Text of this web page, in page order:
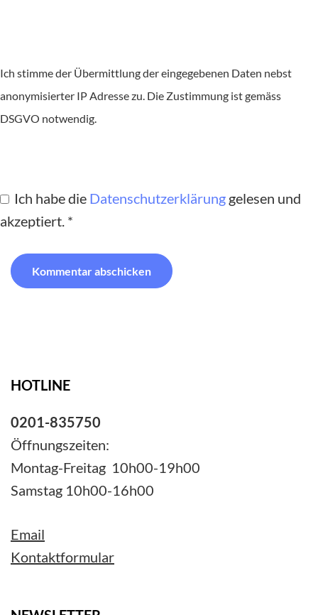
Ich stimme der Übermittlung der eingegebenen Daten nebst
anonymisierter IP Adresse zu. Die Zustimmung ist gemäss
DSGVO notwendig.
Ich habe die Datenschutzerklärung gelesen und
akzeptiert. *
HOTLINE
0201-835750
Öffnungszeiten:
Montag-Freitag 10h00-19h00
Samstag 10h00-16h00
Email
Kontaktformular